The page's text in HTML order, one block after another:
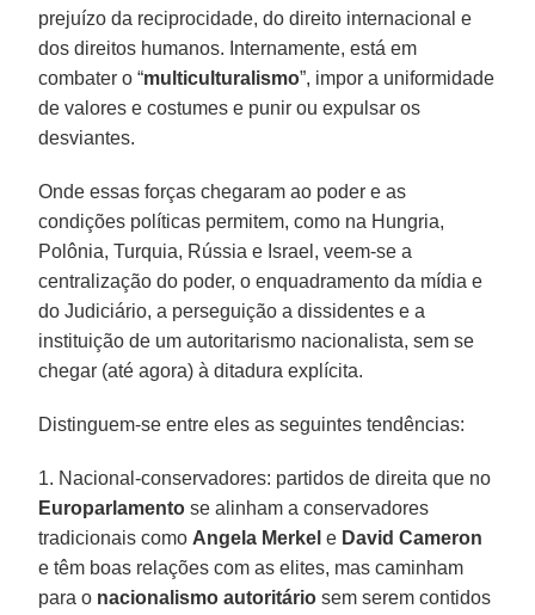
prejuízo da reciprocidade, do direito internacional e
dos direitos humanos. Internamente, está em
combater o “multiculturalismo”, impor a uniformidade
de valores e costumes e punir ou expulsar os
desviantes.
Onde essas forças chegaram ao poder e as
condições políticas permitem, como na Hungria,
Polônia, Turquia, Rússia e Israel, veem-se a
centralização do poder, o enquadramento da mídia e
do Judiciário, a perseguição a dissidentes e a
instituição de um autoritarismo nacionalista, sem se
chegar (até agora) à ditadura explícita.
Distinguem-se entre eles as seguintes tendências:
1. Nacional-conservadores: partidos de direita que no
Europarlamento se alinham a conservadores
tradicionais como Angela Merkel e David Cameron
e têm boas relações com as elites, mas caminham
para o nacionalismo autoritário sem serem contidos